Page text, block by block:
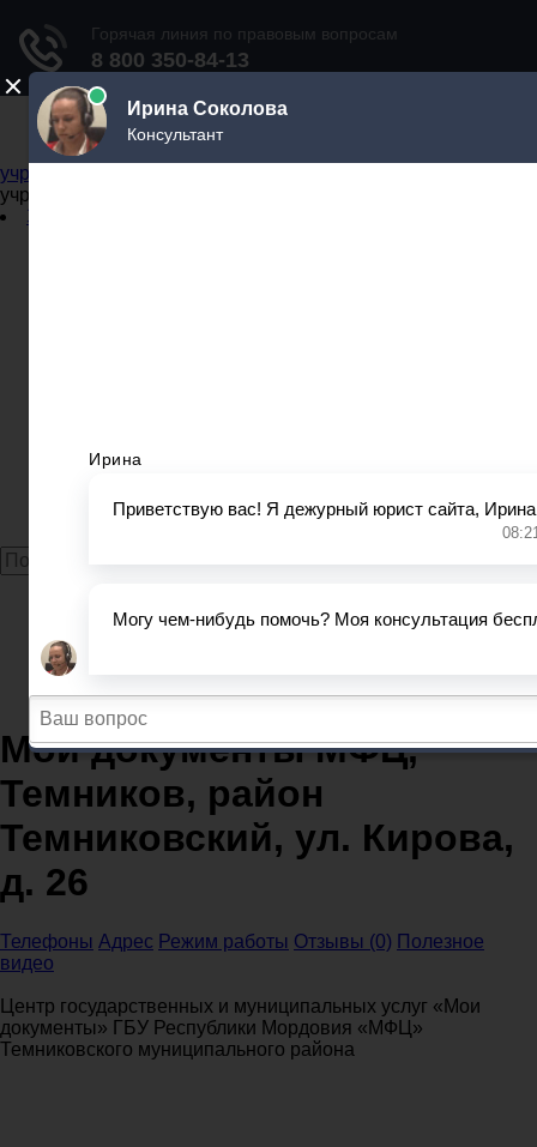
Не официальный справочник государственных
учреждений
учреждений
Задать вопрос юристу
Судебные приставы
Задать вопрос юристу
Республика Мордовия
Мои документы МФЦ, Темников, район Темниковский,
ул. Кирова, д. 26
Мои документы МФЦ,
Темников, район
Темниковский, ул. Кирова,
д. 26
Телефоны Адрес Режим работы Отзывы (0) Полезное
видео
Центр государственных и муниципальных услуг «Мои
документы» ГБУ Республики Мордовия «МФЦ»
Темниковского муниципального района